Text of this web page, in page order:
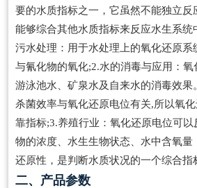
要的水质指标之一，它虽然不能独立反
能够综合其他水质指标来反应水生系统
污水处理：用于水处理上的氧化还原系
与氰化物的氧化;2.水的消毒与应用：
游泳池水、矿泉水及自来水的消毒效果
杀菌效率与氧化还原电位有关,所以氧
靠指标;3.养殖行业：氧化还原电位可
物的浓度、水生生物状态、水中含氧量
还原性，是判断水质状况的一个综合指
二、产品参数